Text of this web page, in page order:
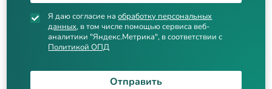
Я даю согласие наобработку персональных
данных, в том числе помощью сервиса веб-
аналитики "Яндекс.Метрика", в соответствии с
Политикой ОПД
Отправить